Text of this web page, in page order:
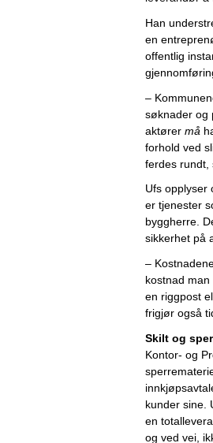
Han
en
offentlig
–
søknader og
aktører må
forhold ved
ferdes rundt
Ufs opplyser
er tjenester
byggherre.
sikkerhet på
– K
kostnad
en riggpost
frigjør også
Skilt og
Kontor- og
kunder sine
en
og ved vei,